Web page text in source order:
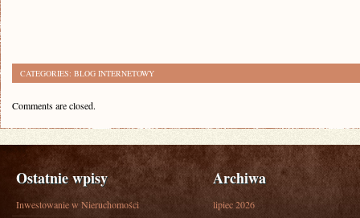
CATEGORIES: BLOG INTERNETOWY
Comments are closed.
Ostatnie wpisy
Inwestowanie w Nieruchomości
Archiwa
lipiec 2026